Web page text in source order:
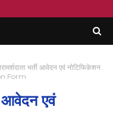
भर्ती आवेदन एवं नोटिफिकेशन
Form
आवेदन एवं